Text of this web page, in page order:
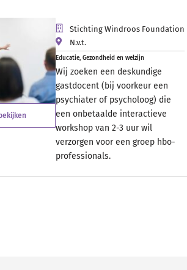
Stichting Windroos Foundation
N.v.t.
Educatie,Gezondheid en welzijn
Wij zoeken een deskundige
gastdocent (bij voorkeur een
psychiater of psycholoog) die
een onbetaalde interactieve
workshop van 2-3 uur wil
verzorgen voor een groep hbo-
professionals.